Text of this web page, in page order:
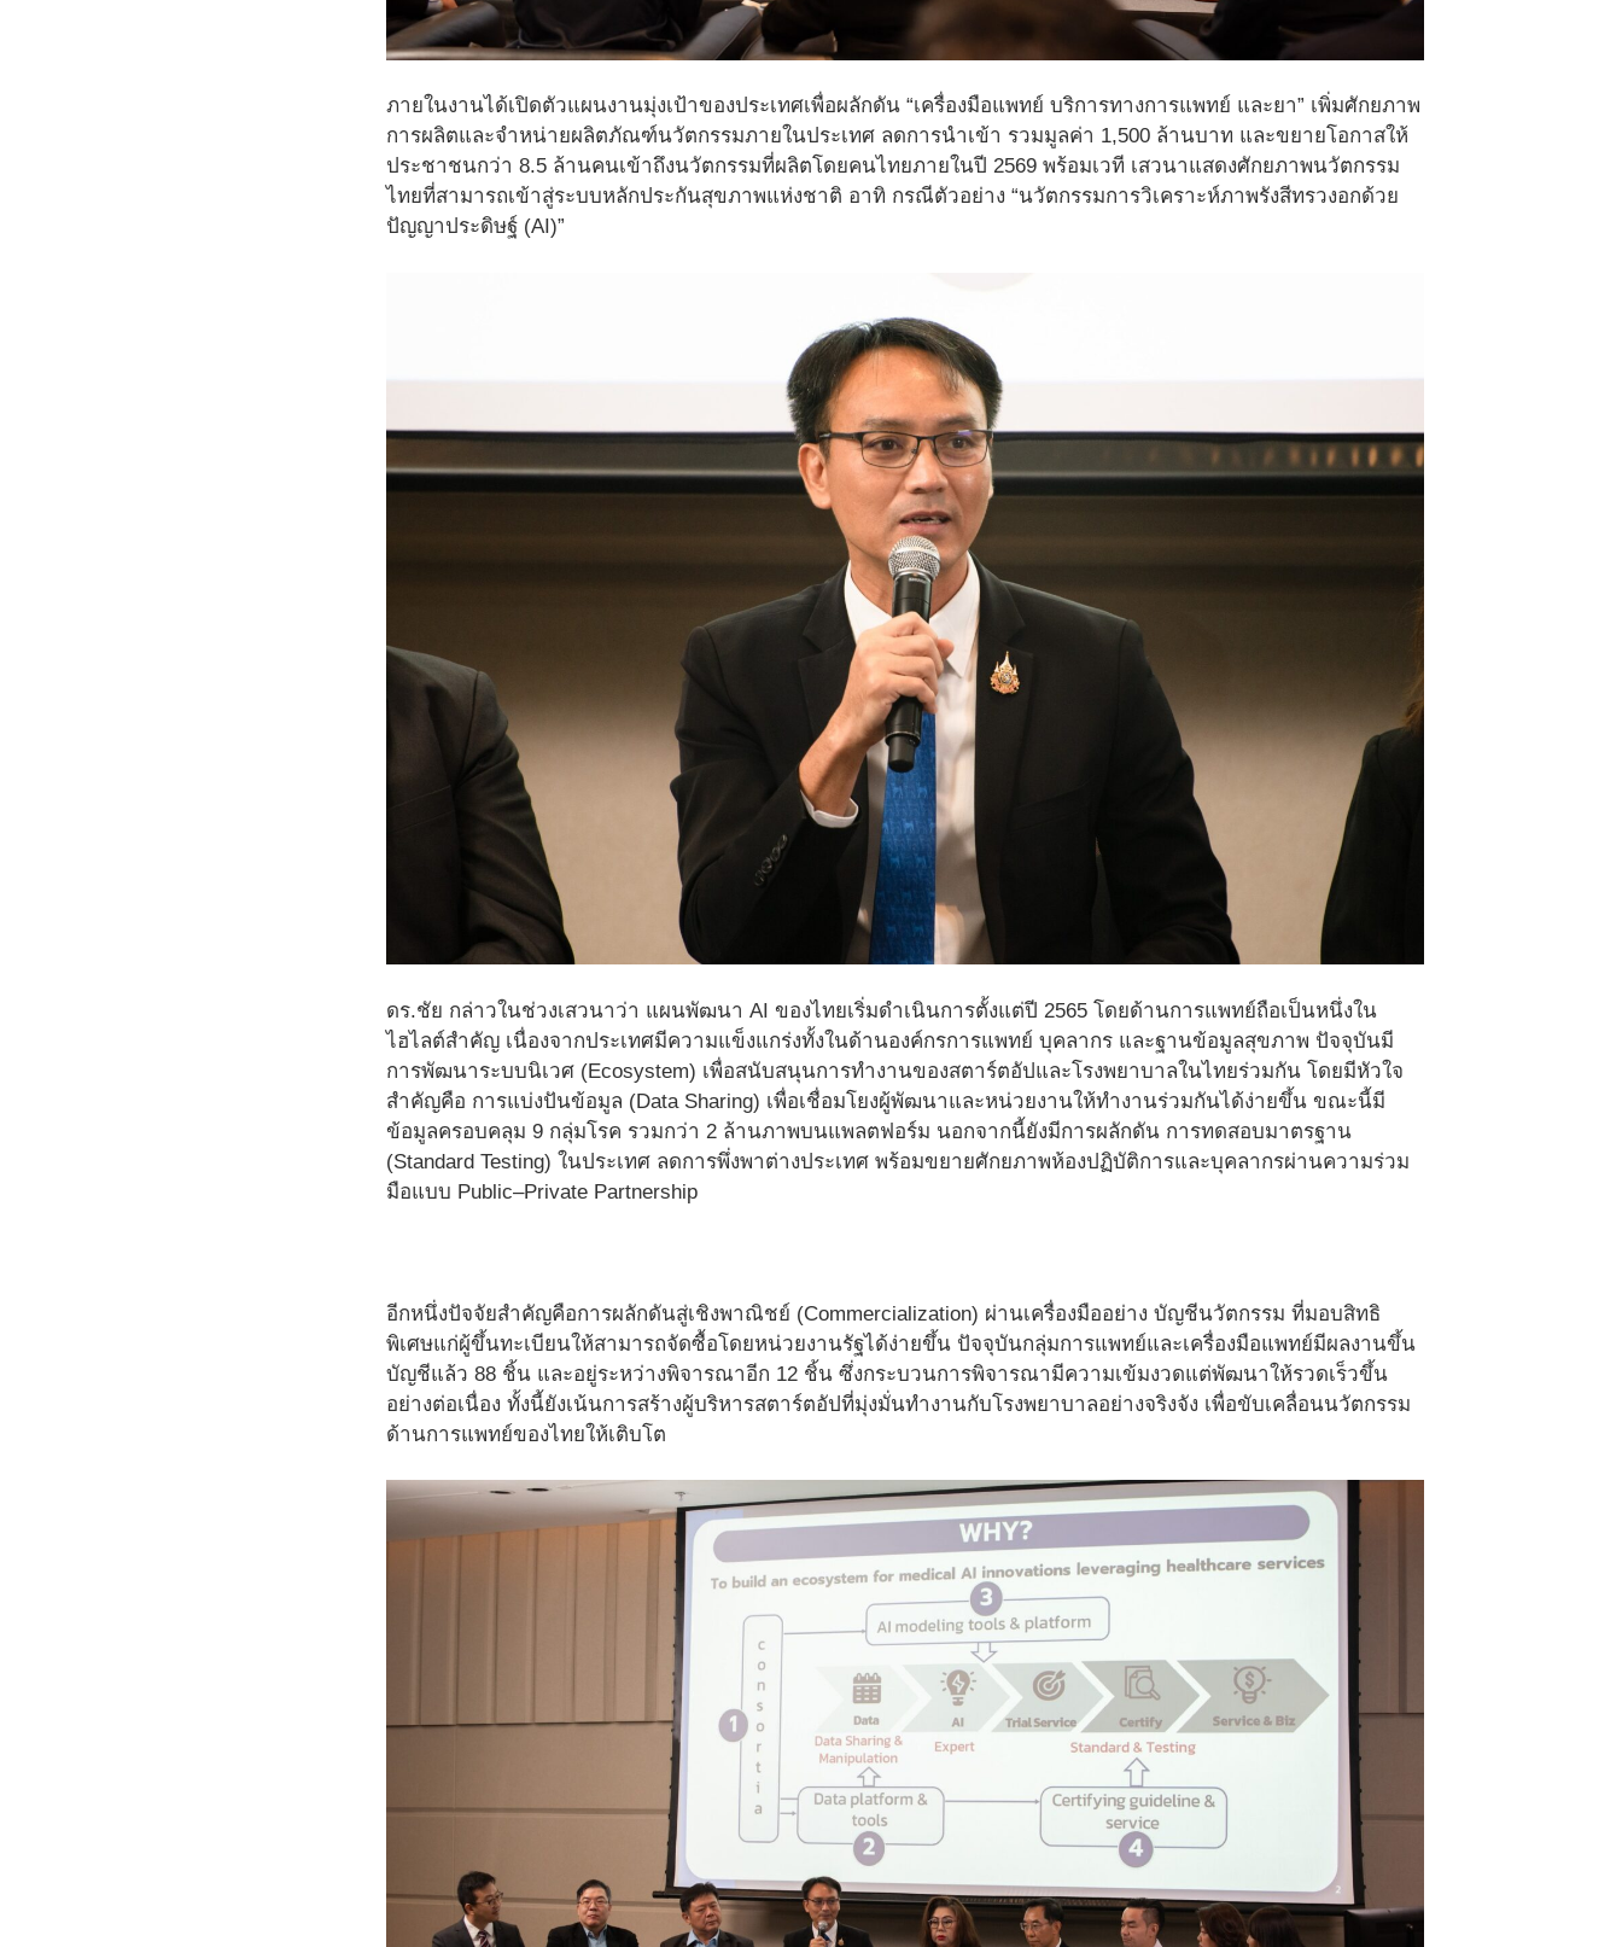
ภายในงานได้เปิดตัวแผนงานมุ่งเป้าของประเทศเพื่อผลักดัน “เครื่องมือแพทย์ บริการทางการแพทย์ และยา” เพิ่มศักยภาพ
การผลิตและจำหน่ายผลิตภัณฑ์นวัตกรรมภายในประเทศ ลดการนำเข้า รวมมูลค่า 1,500 ล้านบาท และขยายโอกาสให้
ประชาชนกว่า 8.5 ล้านคนเข้าถึงนวัตกรรมที่ผลิตโดยคนไทยภายในปี 2569 พร้อมเวที เสวนาแสดงศักยภาพนวัตกรรม
ไทยที่สามารถเข้าสู่ระบบหลักประกันสุขภาพแห่งชาติ อาทิ กรณีตัวอย่าง “นวัตกรรมการวิเคราะห์ภาพรังสีทรวงอกด้วย
ปัญญาประดิษฐ์ (AI)”
ดร.ชัย กล่าวในช่วงเสวนาว่า แผนพัฒนา AI ของไทยเริ่มดำเนินการตั้งแต่ปี 2565 โดยด้านการแพทย์ถือเป็นหนึ่งใน
ไฮไลต์สำคัญ เนื่องจากประเทศมีความแข็งแกร่งทั้งในด้านองค์กรการแพทย์ บุคลากร และฐานข้อมูลสุขภาพ ปัจจุบันมี
การพัฒนาระบบนิเวศ (Ecosystem) เพื่อสนับสนุนการทำงานของสตาร์ตอัปและโรงพยาบาลในไทยร่วมกัน โดยมีหัวใจ
สำคัญคือ การแบ่งปันข้อมูล (Data Sharing) เพื่อเชื่อมโยงผู้พัฒนาและหน่วยงานให้ทำงานร่วมกันได้ง่ายขึ้น ขณะนี้มี
ข้อมูลครอบคลุม 9 กลุ่มโรค รวมกว่า 2 ล้านภาพบนแพลตฟอร์ม นอกจากนี้ยังมีการผลักดัน การทดสอบมาตรฐาน
(Standard Testing) ในประเทศ ลดการพึ่งพาต่างประเทศ พร้อมขยายศักยภาพห้องปฏิบัติการและบุคลากรผ่านความร่วม
มือแบบ Public–Private Partnership
อีกหนึ่งปัจจัยสำคัญคือการผลักดันสู่เชิงพาณิชย์ (Commercialization) ผ่านเครื่องมืออย่าง บัญชีนวัตกรรม ที่มอบสิทธิ
พิเศษแก่ผู้ขึ้นทะเบียนให้สามารถจัดซื้อโดยหน่วยงานรัฐได้ง่ายขึ้น ปัจจุบันกลุ่มการแพทย์และเครื่องมือแพทย์มีผลงานขึ้น
บัญชีแล้ว 88 ชิ้น และอยู่ระหว่างพิจารณาอีก 12 ชิ้น ซึ่งกระบวนการพิจารณามีความเข้มงวดแต่พัฒนาให้รวดเร็วขึ้น
อย่างต่อเนื่อง ทั้งนี้ยังเน้นการสร้างผู้บริหารสตาร์ตอัปที่มุ่งมั่นทำงานกับโรงพยาบาลอย่างจริงจัง เพื่อขับเคลื่อนนวัตกรรม
ด้านการแพทย์ของไทยให้เติบโต